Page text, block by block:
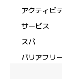
アクティビ
サービス
スパ
バリアフリ